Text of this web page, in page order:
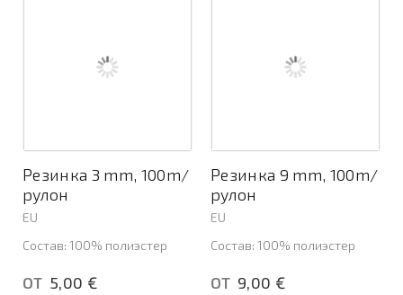
Резинка 3 mm, 100m/
рулон
EU
Состав: 100% полиэстер
ОТ 5,00 €
Резинка 9 mm, 100m/
рулон
EU
Состав: 100% полиэстер
ОТ 9,00 €